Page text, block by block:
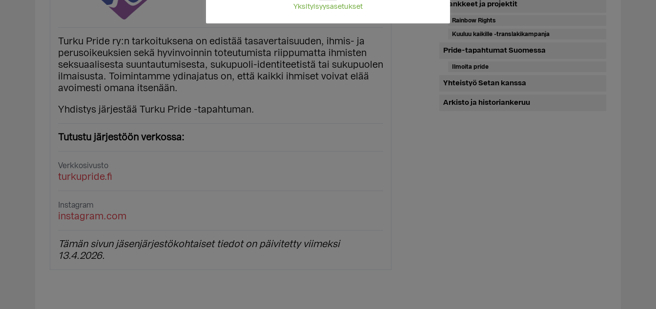
Turku Pride ry:n tarkoituksena on edistää tasavertaisuuden, ihmis- ja
perusoikeuksien sekä hyvinvoinnin toteutumista riippumatta ihmisten
seksuaalisesta suuntautumisesta, sukupuoli-identiteetistä tai sukupuolen
ilmaisusta. Toimintamme ydinajatus on, että kaikki ihmiset voivat elää
avoimesti omana itsenään.
Yhdistys järjestää Turku Pride -tapahtuman.
Tutustu järjestöön verkossa:
Verkkosivusto
turkupride.fi
Instagram
instagram.com
Tämän sivun jäsenjärjestökohtaiset tiedot on päivitetty viimeksi
13.4.2026.
Hankkeet ja projektit
Rainbow Rights
Kuuluu kaikille -translakikampanja
Pride-tapahtumat Suomessa
Ilmoita pride
Yhteistyö Setan kanssa
Arkisto ja historiankeruu
Yksityisyysasetukset